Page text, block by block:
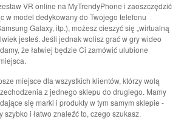
VR online na MyTrendyPhone i zaoszczędzić
w model dedykowany do Twojego telefonu
Galaxy, itp.), możesz cieszyć się „wirtualną
jesteś. Jeśli jednak wolisz grać w gry wideo
że łatwiej będzie Ci zamówić ulubione
miejsce dla wszystkich klientów, którzy wolą
z jednego sklepu do drugiego. Mamy
się marki i produkty w tym samym sklepie -
szybko i łatwo znaleźć to, czego szukasz.